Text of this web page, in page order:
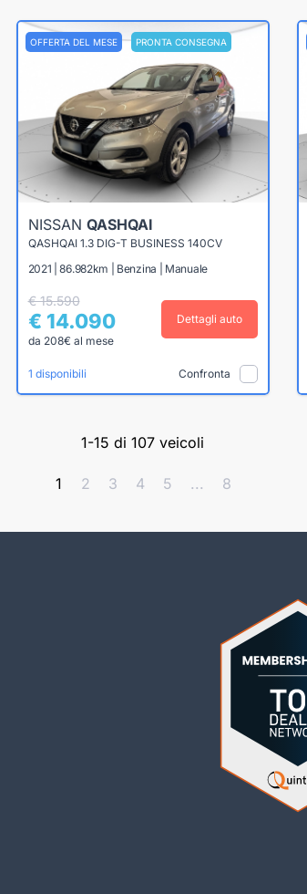
OFFERTA DEL MESE PRONTA CONSEGNA
NISSAN QASHQAI
QASHQAI 1.3 DIG-T BUSINESS 140CV
2021 | 86.982km | Benzina | Manuale
€ 15.590
€ 14.090
da 208€ al mese
Dettagli auto
1 disponibili Confronta
1-15 di 107 veicoli
1 2 3 4 5 ... 8